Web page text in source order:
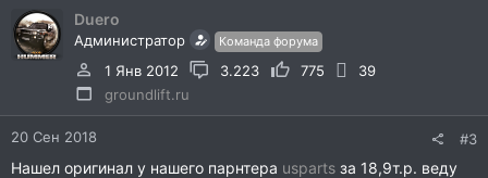
Duero
Администратор Команда форума
1 Янв 2012 3.223 775
39
groundlift.ru
20 Сен 2018 #3
Нашел оригинал у нашего парнтера usparts за 18,9т.р. веду